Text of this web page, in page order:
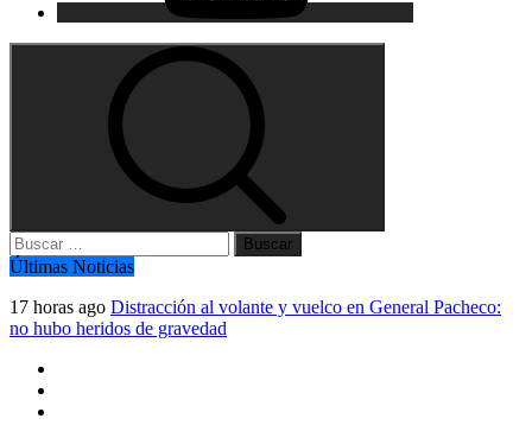
Buscar:
Últimas Noticias
17 horas ago Distracción al volante y vuelco en General Pacheco:
no hubo heridos de gravedad